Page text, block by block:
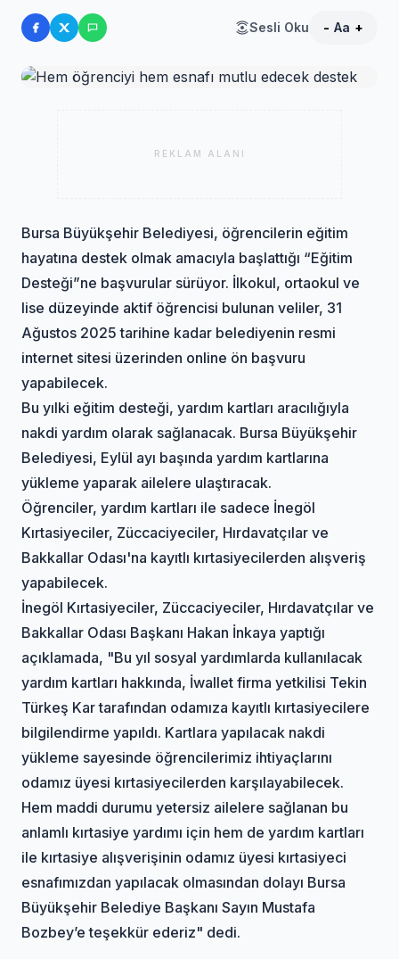
Sesli Oku - Aa +
REKLAM ALANI
Bursa Büyükşehir Belediyesi, öğrencilerin eğitim
hayatına destek olmak amacıyla başlattığı “Eğitim
Desteği”ne başvurular sürüyor. İlkokul, ortaokul ve
lise düzeyinde aktif öğrencisi bulunan veliler, 31
Ağustos 2025 tarihine kadar belediyenin resmi
internet sitesi üzerinden online ön başvuru
yapabilecek.
Bu yılki eğitim desteği, yardım kartları aracılığıyla
nakdi yardım olarak sağlanacak. Bursa Büyükşehir
Belediyesi, Eylül ayı başında yardım kartlarına
yükleme yaparak ailelere ulaştıracak.
Öğrenciler, yardım kartları ile sadece İnegöl
Kırtasiyeciler, Züccaciyeciler, Hırdavatçılar ve
Bakkallar Odası'na kayıtlı kırtasiyecilerden alışveriş
yapabilecek.
İnegöl Kırtasiyeciler, Züccaciyeciler, Hırdavatçılar ve
Bakkallar Odası Başkanı Hakan İnkaya yaptığı
açıklamada, "Bu yıl sosyal yardımlarda kullanılacak
yardım kartları hakkında, İwallet firma yetkilisi Tekin
Türkeş Kar tarafından odamıza kayıtlı kırtasiyecilere
bilgilendirme yapıldı. Kartlara yapılacak nakdi
yükleme sayesinde öğrencilerimiz ihtiyaçlarını
odamız üyesi kırtasiyecilerden karşılayabilecek.
Hem maddi durumu yetersiz ailelere sağlanan bu
anlamlı kırtasiye yardımı için hem de yardım kartları
ile kırtasiye alışverişinin odamız üyesi kırtasiyeci
esnafımızdan yapılacak olmasından dolayı Bursa
Büyükşehir Belediye Başkanı Sayın Mustafa
Bozbey’e teşekkür ederiz" dedi.